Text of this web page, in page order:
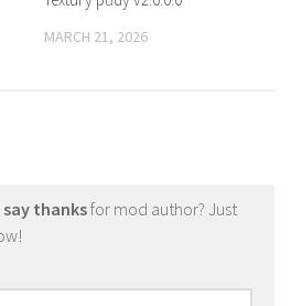
MARCH 21, 2026
say thanksfor mod author? Just